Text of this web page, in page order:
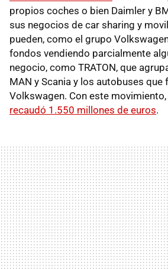
propios coches o bien Daimler y
sus negocios de car sharing y
pueden, como el grupo
fondos vendiendo parcialmente
negocio, como TRATON, que
MAN y Scania y los autobuses que
Volkswagen. Con este movimiento,
recaudó 1.550 millones de euros.